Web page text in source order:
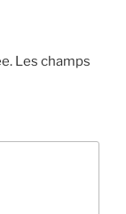
Les champs